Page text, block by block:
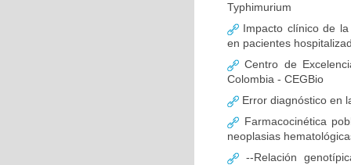
Typhimurium
Impacto clínico de
en pacientes
Centro de
Colombia - CEGBio
Error diagnóstico en
Farmacocinética
neoplasias
--Relación